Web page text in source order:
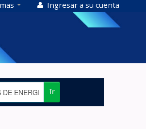
Ingresar a su cuenta
Ir